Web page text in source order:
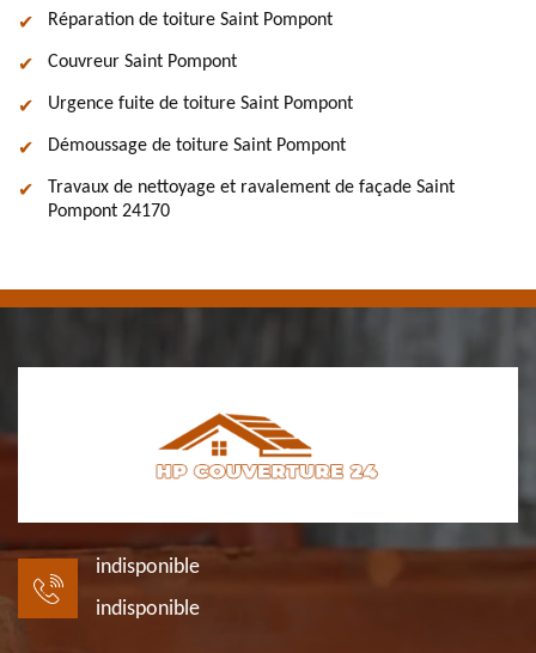
Réparation de toiture Saint Pompont
Couvreur Saint Pompont
Urgence fuite de toiture Saint Pompont
Démoussage de toiture Saint Pompont
Travaux de nettoyage et ravalement de façade Saint
Pompont 24170
indisponible
indisponible